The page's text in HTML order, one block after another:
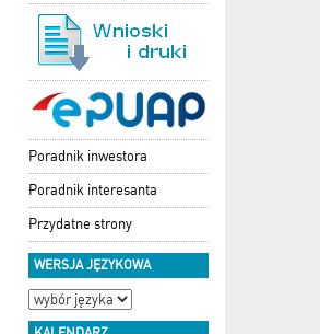
Poradnik inwestora
Poradnik interesanta
Przydatne strony
WERSJA JĘZYKOWA